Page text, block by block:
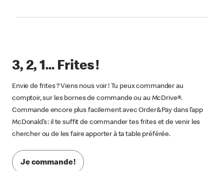
3, 2, 1... Frites !
Envie de frites ? Viens nous voir ! Tu peux commander au
comptoir, sur les bornes de commande ou au McDrive®.
Commande encore plus facilement avec Order&Pay dans l’app
McDonald’s : il te suffit de commander tes frites et de venir les
chercher ou de les faire apporter à ta table préférée.
Je commande !